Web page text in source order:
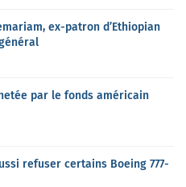
ex-patron d’Ethiopian
par le fonds américain
refuser certains Boeing 777-